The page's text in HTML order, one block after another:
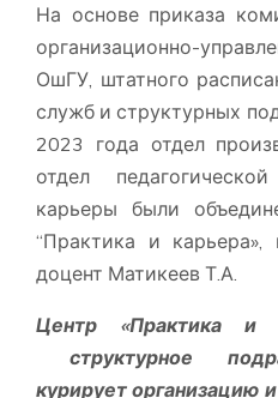
На основе приказа
организационно-
ОшГУ, штатного
служб и структурных
2023 года отдел
отдел
карьеры были
“Практика и
доцент Матикеев Т.А.
Центр «Практика
структурное
курирует организацию